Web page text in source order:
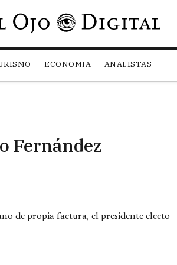
Pasar al contenido principal
ECONOMIA ANALISTAS
Fernández
de propia factura, el presidente electo